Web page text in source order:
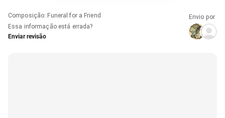
Composição: Funeral for a Friend
Essa informação está errada?
Enviar revisão
Envio por